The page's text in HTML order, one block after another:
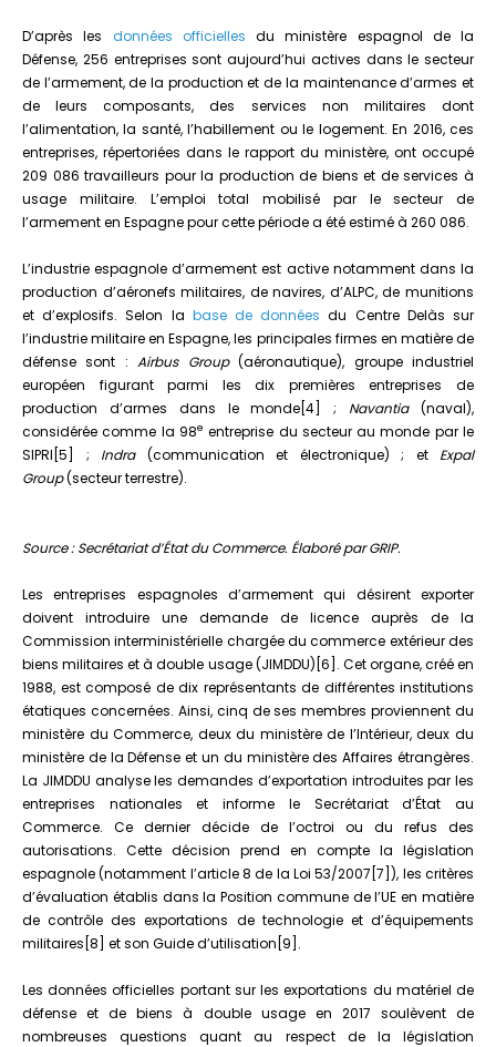
D’après les données officielles du ministère espagnol de la
Défense, 256 entreprises sont aujourd’hui actives dans le secteur
de l’armement, de la production et de la maintenance d’armes et
de leurs composants, des services non militaires dont
l’alimentation, la santé, l’habillement ou le logement. En 2016, ces
entreprises, répertoriées dans le rapport du ministère, ont occupé
209 086 travailleurs pour la production de biens et de services à
usage militaire. L’emploi total mobilisé par le secteur de
l’armement en Espagne pour cette période a été estimé à 260 086.
L’industrie espagnole d’armement est active notamment dans la
production d’aéronefs militaires, de navires, d’ALPC, de munitions
et d’explosifs. Selon la base de données du Centre Delàs sur
l’industrie militaire en Espagne, les principales firmes en matière de
défense sont :Airbus Group(aéronautique), groupe industriel
européen figurant parmi les dix premières entreprises de
production d’armes dans le monde[4] ; Navantia(naval),
considérée comme la 98e entreprise du secteur au monde par le
SIPRI[5] ; Indra(communication et électronique) ; et Expal
Group(secteur terrestre).
Source : Secrétariat d’État du Commerce. Élaboré par GRIP.
Les entreprises espagnoles d’armement qui désirent exporter
doivent introduire une demande de licence auprès de la
Commission interministérielle chargée du commerce extérieur des
biens militaires et à double usage (JIMDDU)[6]. Cet organe, créé en
1988, est composé de dix représentants de différentes institutions
étatiques concernées. Ainsi, cinq de ses membres proviennent du
ministère du Commerce, deux du ministère de l’Intérieur, deux du
ministère de la Défense et un du ministère des Affaires étrangères.
La JIMDDU analyse les demandes d’exportation introduites par les
entreprises nationales et informe le Secrétariat d’État au
Commerce. Ce dernier décide de l’octroi ou du refus des
autorisations. Cette décision prend en compte la législation
espagnole (notamment l’article 8 de la Loi 53/2007[7]), les critères
d’évaluation établis dans la Position commune de l’UE en matière
de contrôle des exportations de technologie et d’équipements
militaires[8] et son Guide d’utilisation[9].
Les données officielles portant sur les exportations du matériel de
défense et de biens à double usage en 2017 soulèvent de
nombreuses questions quant au respect de la législation